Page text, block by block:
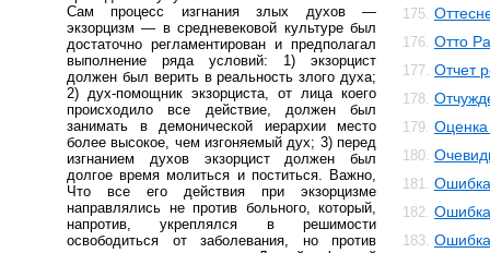
Сам процесс изгнания злых духов —
экзорцизм — в средневековой культуре был
достаточно регламентирован и предполагал
выполнение ряда условий: 1) экзорцист
должен был верить в реальность злого духа;
2) дух-помощник экзорциста, от лица коего
происходило все действие, должен был
занимать в демонической иерархии место
более высокое, чем изгоняемый дух; 3) перед
изгнанием духов экзорцист должен был
долгое время молиться и поститься. Важно,
Что все его действия при экзорцизме
направлялись не против больного, который,
напротив, укреплялся в решимости
освободиться от заболевания, но против
175.
176. Отто
177. Отчет
178.
179. Оценка
180.
181. Ошибка
182.
183.